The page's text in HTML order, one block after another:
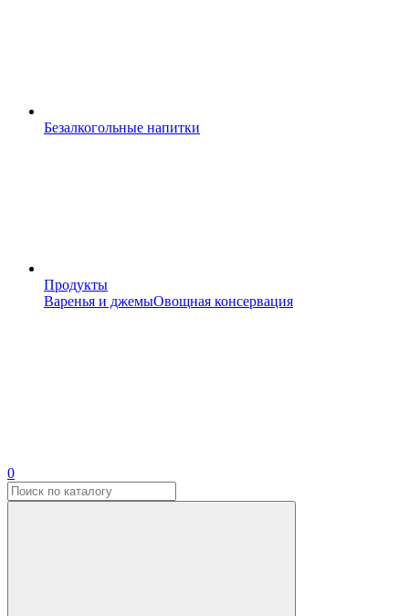
Безалкогольные напитки
Продукты
Варенья и джемыОвощная консервация
0